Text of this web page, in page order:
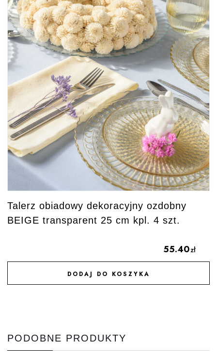
Talerz obiadowy dekoracyjny ozdobny
BEIGE transparent 25 cm kpl. 4 szt.
55.40zł
DODAJ DO KOSZYKA
DODAJ DO ULUBIONYCH
PODOBNE PRODUKTY